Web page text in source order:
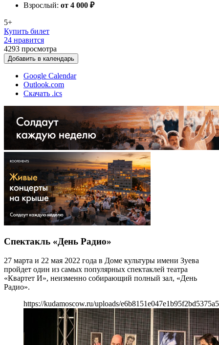
Взрослый: от 4 000 ₽
5+
Купить билет
24 нравится
4293 просмотра
Добавить в календарь
Google Calendar
Outlook.com
Скачать .ics
Спектакль «День Радио»
27 марта и 22 мая 2022 года в Доме культуры имени Зуева
пройдет один из самых популярных спектаклей театра
«Квартет И», неизменно собирающий полный зал, «День
Радио».
https://kudamoscow.ru/uploads/